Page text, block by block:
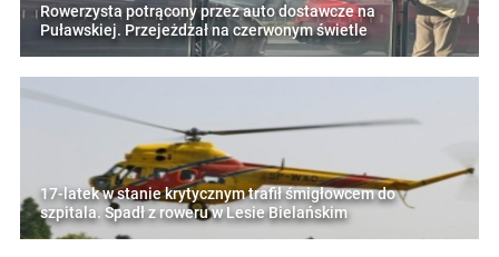
Rowerzysta potrącony przez auto dostawcze na
Puławskiej. Przejeżdżał na czerwonym świetle
17-latek w stanie krytycznym trafił śmigłowcem do
szpitala. Spadł z roweru w Lesie Bielańskim